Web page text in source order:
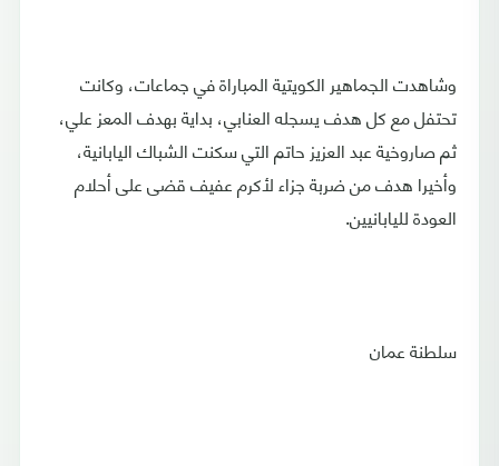
وشاهدت الجماهير الكويتية المباراة في جماعات، وكانت
تحتفل مع كل هدف يسجله العنابي، بداية بهدف المعز علي،
ثم صاروخية عبد العزيز حاتم التي سكنت الشباك اليابانية،
وأخيرا هدف من ضربة جزاء لأكرم عفيف قضى على أحلام
العودة لليابانيين.
سلطنة عمان